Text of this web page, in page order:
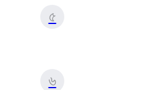
৫
৬